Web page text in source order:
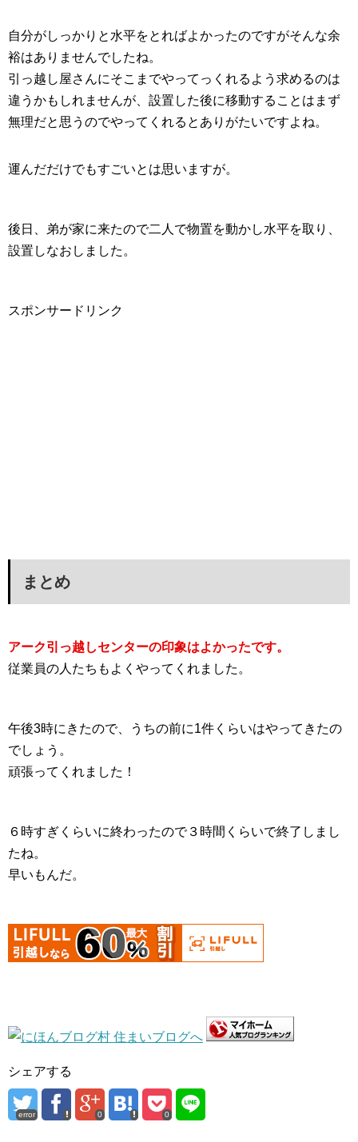
自分がしっかりと水平をとればよかったのですがそんな余
裕はありませんでしたね。
引っ越し屋さんにそこまでやってっくれるよう求めるのは
違うかもしれませんが、設置した後に移動することはまず
無理だと思うのでやってくれるとありがたいですよね。
運んだだけでもすごいとは思いますが。
後日、弟が家に来たので二人で物置を動かし水平を取り、
設置しなおしました。
スポンサードリンク
まとめ
アーク引っ越しセンターの印象はよかったです。
従業員の人たちもよくやってくれました。
午後3時にきたので、うちの前に1件くらいはやってきたの
でしょう。
頑張ってくれました！
６時すぎくらいに終わったので３時間くらいで終了しまし
たね。
早いもんだ。
シェアする
error 0 0